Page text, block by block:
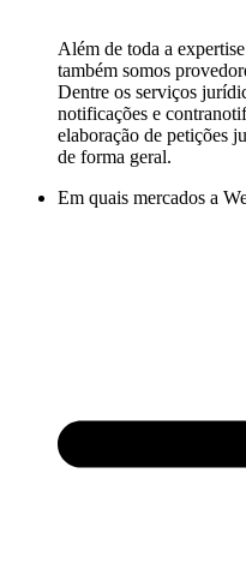
Além de toda a
também somos
Dentre os serviços
notificações e
elaboração de petições
de forma geral.
Em quais mercados a